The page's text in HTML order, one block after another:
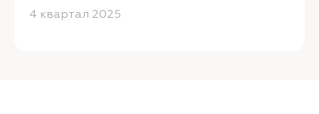
4 квартал 2025